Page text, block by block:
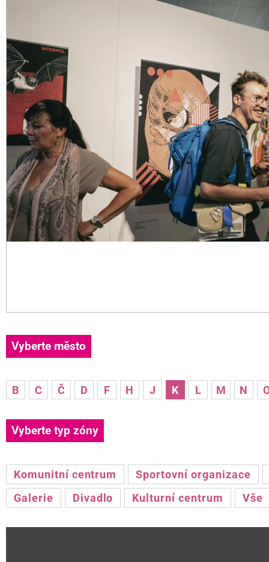
Vyberte město
B C Č D F H J K L M N
Vyberte typ zóny
Komunitní centrum
Sportovní organizace
Galerie
Divadlo Kulturní centrum Vše